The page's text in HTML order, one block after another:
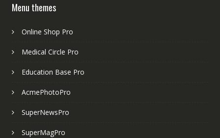
Menu themes
Online Shop Pro
Medical Circle Pro
Education Base Pro
AcmePhotoPro
SuperNewsPro
SuperMagPro